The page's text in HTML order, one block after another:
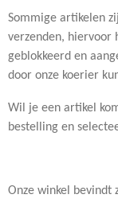
Sommige artikelen
verzenden, hiervoor
geblokkeerd en
door onze koerier
Wil je een artikel
bestelling en
Onze winkel bevindt